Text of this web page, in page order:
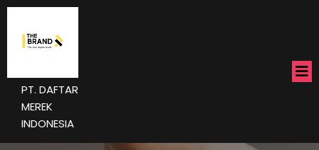
PT. DAFTAR
MEREK
INDONESIA